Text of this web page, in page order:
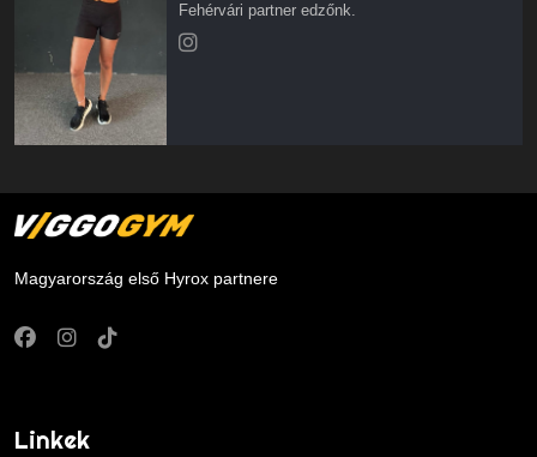
Fehérvári partner edzőnk.
Magyarország első Hyrox partnere
Linkek